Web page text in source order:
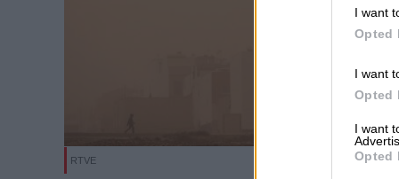
I want
Opted
I want
Opted
I want
Opted
RTVE